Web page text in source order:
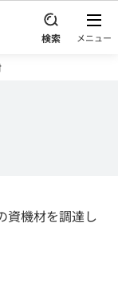
資機材を調達し